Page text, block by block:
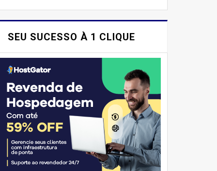
SEU SUCESSO À 1 CLIQUE